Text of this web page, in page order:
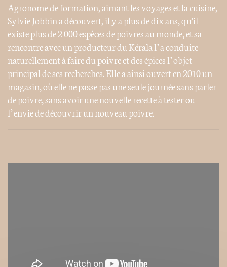
Agronome de formation, aimant les voyages et la cuisine,
Sylvie Jobbin a découvert, il y a plus de dix ans, qu'il
existe plus de 2 000 espèces de poivres au monde, et sa
rencontre avec un producteur du Kérala l’a conduite
naturellement à faire du poivre et des épices l’objet
principal de ses recherches. Elle a ainsi ouvert en 2010 un
magasin, où elle ne passe pas une seule journée sans parler
de poivre, sans avoir une nouvelle recette à tester ou
l’envie de découvrir un nouveau poivre.